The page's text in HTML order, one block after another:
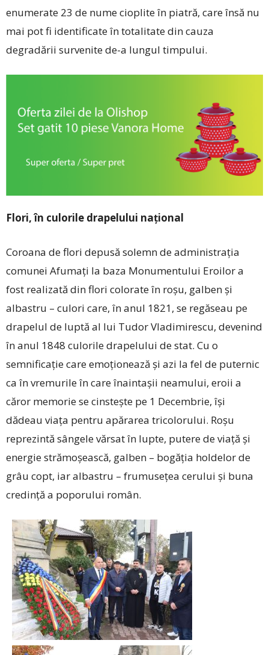
enumerate 23 de nume cioplite în piatră, care însă nu
mai pot fi identificate în totalitate din cauza
degradării survenite de-a lungul timpului.
Flori, în culorile drapelului național
Coroana de flori depusă solemn de administrația
comunei Afumați la baza Monumentului Eroilor a
fost realizată din flori colorate în roșu, galben și
albastru – culori care, în anul 1821, se regăseau pe
drapelul de luptă al lui Tudor Vladimirescu, devenind
în anul 1848 culorile drapelului de stat. Cu o
semnificație care emoționează și azi la fel de puternic
ca în vremurile în care înaintașii neamului, eroii a
căror memorie se cinstește pe 1 Decembrie, își
dădeau viața pentru apărarea tricolorului. Roșu
reprezintă sângele vărsat în lupte, putere de viață și
energie strămoșească, galben – bogăția holdelor de
grâu copt, iar albastru – frumusețea cerului și buna
credință a poporului român.